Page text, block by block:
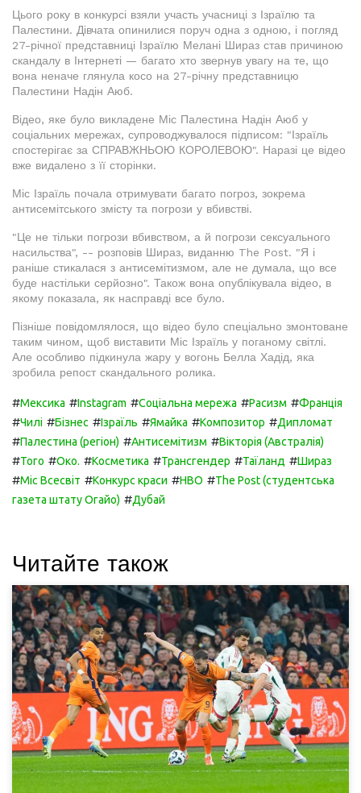
Цього року в конкурсі взяли участь учасниці з Ізраїлю та
Палестини. Дівчата опинилися поруч одна з одною, і погляд
27-річної представниці Ізраїлю Мелані Шираз став причиною
скандалу в Інтернеті — багато хто звернув увагу на те, що
вона неначе глянула косо на 27-річну представницю
Палестини Надін Аюб.
Відео, яке було викладене Міс Палестина Надін Аюб у
соціальних мережах, супроводжувалося підписом: "Ізраїль
спостерігає за СПРАВЖНЬОЮ КОРОЛЕВОЮ". Наразі це відео
вже видалено з її сторінки.
Міс Ізраїль почала отримувати багато погроз, зокрема
антисемітського змісту та погрози у вбивстві.
"Це не тільки погрози вбивством, а й погрози сексуального
насильства", -- розповів Шираз, виданню The Post. "Я і
раніше стикалася з антисемітизмом, але не думала, що все
буде настільки серйозно". Також вона опублікувала відео, в
якому показала, як насправді все було.
Пізніше повідомлялося, що відео було спеціально змонтоване
таким чином, щоб виставити Міс Ізраїль у поганому світлі.
Але особливо підкинула жару у вогонь Белла Хадід, яка
зробила репост скандального ролика.
#Мексика #Instagram #Соціальна мережа #Расизм #Франція
#Чилі #Бізнес #Ізраїль #Ямайка #Композитор #Дипломат
#Палестина (регіон) #Антисемітизм #Вікторія (Австралія)
#Того #Око. #Косметика #Трансгендер #Таїланд #Шираз
#Міс Всесвіт #Конкурс краси #HBO #The Post (студентська
газета штату Огайо) #Дубай
Читайте також